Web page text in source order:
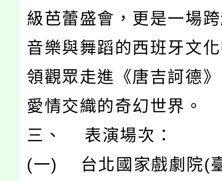
級芭蕾盛會，更是一場
音樂與舞蹈的西班牙文
領觀眾走進《唐吉訶德
愛情交織的奇幻世界。
三、 表演場次：
(一) 台北國家戲劇院(